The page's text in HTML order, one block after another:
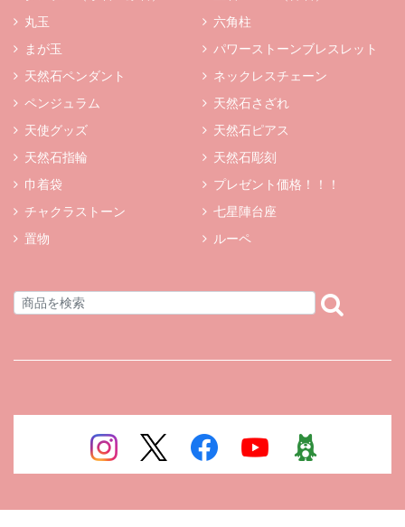
丸玉
六角柱
まが玉
パワーストーンブレスレット
天然石ペンダント
ネックレスチェーン
ペンジュラム
天然石さざれ
天使グッズ
天然石ピアス
天然石指輪
天然石彫刻
巾着袋
プレゼント価格！！！
チャクラストーン
七星陣台座
置物
ルーペ